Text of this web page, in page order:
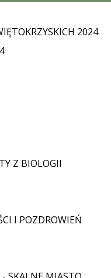
2024
Z BIOLOGII
I POZDROWIEŃ